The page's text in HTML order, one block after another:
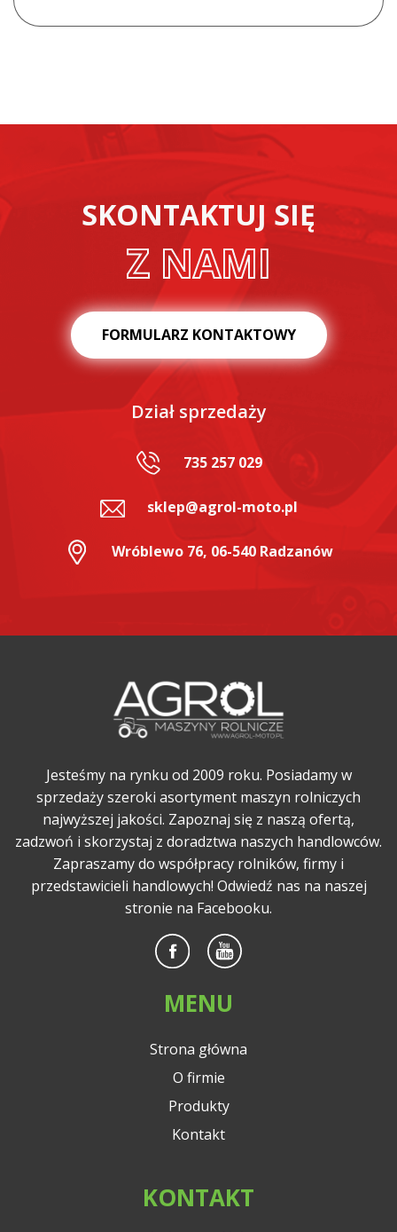
SKONTAKTUJ SIĘ
Z NAMI
FORMULARZ KONTAKTOWY
Dział sprzedaży
735 257 029
sklep@agrol-moto.pl
Wróblewo 76, 06-540 Radzanów
Jesteśmy na rynku od 2009 roku. Posiadamy w
sprzedaży szeroki asortyment maszyn rolniczych
najwyższej jakości. Zapoznaj się z naszą ofertą,
zadzwoń i skorzystaj z doradztwa naszych handlowców.
Zapraszamy do współpracy rolników, firmy i
przedstawicieli handlowych! Odwiedź nas na naszej
stronie na Facebooku.
MENU
Strona główna
O firmie
Produkty
Kontakt
KONTAKT